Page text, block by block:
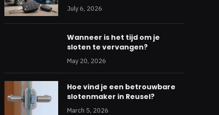
July 6, 2026
Wanneer is het tijd om je
sloten te vervangen?
May 20, 2026
Hoe vind je een betrouwbare
slotenmaker in Reusel?
March 5, 2026